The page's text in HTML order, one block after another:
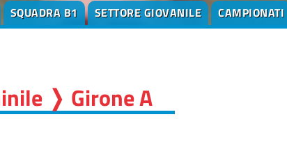
SQUADRA B1 SETTORE GIOVANILE CAMPIONATI
❭ Girone A